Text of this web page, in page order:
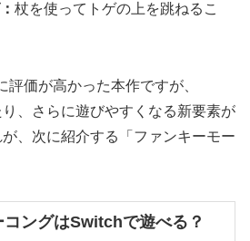
杖を使ってトゲの上を跳ねるこ
価が高かった本作ですが、
、さらに遊びやすくなる新要素が
、次に紹介する「ファンキーモー
コングはSwitchで遊べる？